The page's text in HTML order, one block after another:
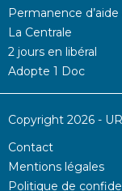
Permanence d’aide
La Centrale
2 jours en libéral
Adopte 1 Doc
Copyright 2026 -
Contact
Mentions légales
Politique de